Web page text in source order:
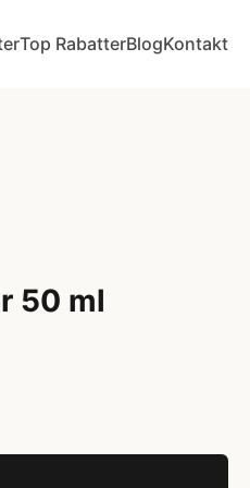
Top RabatterBlogKontakt
50 ml